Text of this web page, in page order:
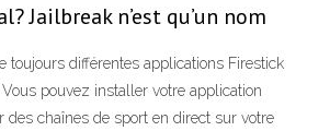
Jailbreak n’est qu’un nom
toujours différentes applications Firestick
pouvez installer votre application
des chaînes de sport en direct sur votre